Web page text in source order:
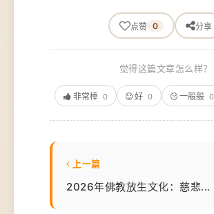
点赞 0 分享
觉得这篇文章怎么样？
非常棒 0 好 0 一般般 0
上一篇
2026年佛教放生文化：慈悲...